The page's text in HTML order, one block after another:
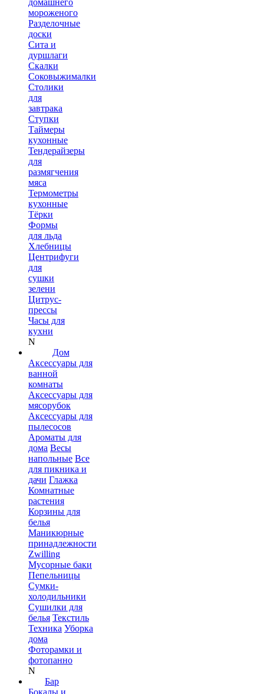
домашнего
мороженого
Разделочные
доски
Сита и
дуршлаги
Скалки
Соковыжималки
Столики
для
завтрака
Ступки
Таймеры
кухонные
Тендерайзеры
для
размягчения
мяса
Термометры
кухонные
Тёрки
Формы
для льда
Хлебницы
Центрифуги
для
сушки
зелени
Цитрус-
прессы
Часы для
кухни
N
Дом
Аксессуары для
ванной
комнаты
Аксессуары для
мясорубок
Аксессуары для
пылесосов
Ароматы для
дома Весы
напольные Все
для пикника и
дачи Глажка
Комнатные
растения
Корзины для
белья
Маникюрные
принадлежности
Zwilling
Мусорные баки
Пепельницы
Сумки-
холодильники
Сушилки для
белья Текстиль
Техника Уборка
дома
Фоторамки и
фотопанно
N
Бар
Бокалы и